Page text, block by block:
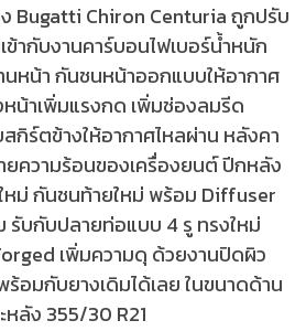
Bugatti Chiron Centuria ถูกปรับ
ากับงานคาร์บอนไฟเบอร์น้ำหนัก
นหน้า กันชนหน้าออกแบบให้อากาศ
หน้าเพิ่มแรงกด เพิ่มช่องลมรีด
กิร์ตข้างให้อากาศไหลผ่าน หลังคา
ยความร้อนของเครื่องยนต์ ปีกหลัง
ม่ กันชนท้ายใหม่ พร้อม Diffuser
รับกับปลายท่อแบบ 4 รู ทรงใหม่
เพิ่มความดุ ด้วยงานปิดผิว
อมกับยางเดิมได้เลย ในขนาดด้าน
ลัง 355/30 R21